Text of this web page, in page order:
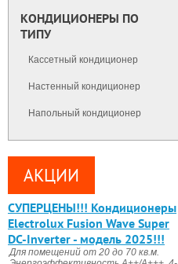
КОНДИЦИОНЕРЫ ПО
ТИПУ
Кассетный кондиционер
Настенный кондиционер
Напольный кондиционер
АКЦИИ
CУПЕРЦЕНЫ!!! Кондиционеры
Electrolux Fusion Wave Super
DC-Inverter - модель 2025!!!
Для помещений от 20 до 70 кв.м.